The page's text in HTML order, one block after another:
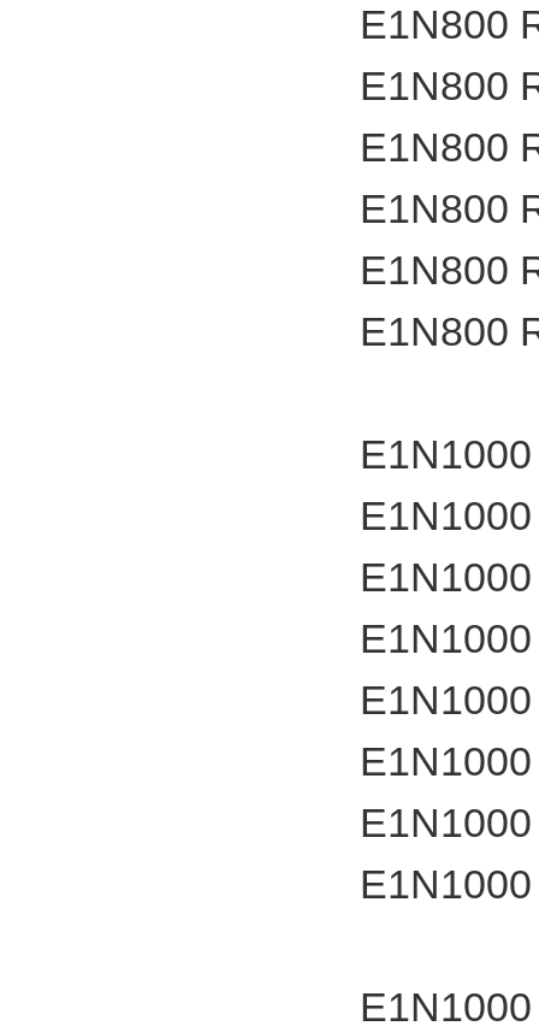
E1N800
E1N800
E1N800
E1N800
E1N800
E1N800